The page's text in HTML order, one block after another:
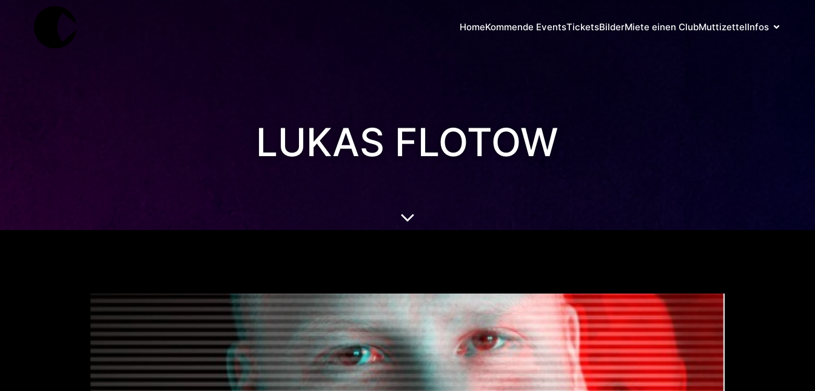
HomeKommende EventsTicketsBilderMiete einen ClubMuttizettelInfos
LUKAS FLOTOW